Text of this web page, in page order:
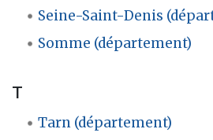
Seine-Saint-Denis
Somme (département)
T
Tarn (département)